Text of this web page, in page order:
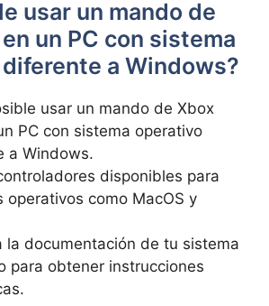
usar un mando de
un PC con sistema
a Windows?
usar un mando de Xbox
PC con sistema operativo
a Windows.
disponibles para
operativos como MacOS y
la documentación de tu sistema
para obtener instrucciones